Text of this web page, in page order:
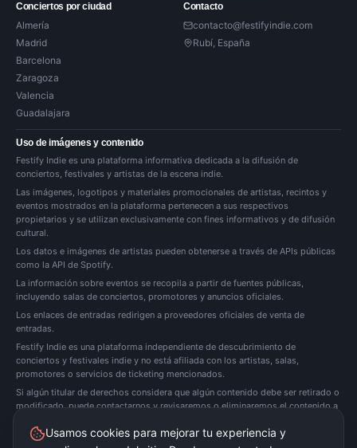
Conciertos por ciudad
Almería
Madrid
Barcelona
Zaragoza
Valencia
Guadalajara
Contacto
contacto@festifyindie.com
Rubí, España
Uso de imágenes y contenido
Festify Indie es una plataforma informativa dedicada a la difusión de
conciertos, festivales y artistas de la escena indie.
Las imágenes, logotipos y materiales promocionales de artistas, recintos y
eventos mostrados en la plataforma pertenecen a sus respectivos
propietarios y se utilizan exclusivamente con fines informativos y de difusión
cultural.
Los datos e imágenes de artistas pueden obtenerse a través de APIs públicas
como la API de Spotify.
La información sobre eventos se recopila a partir de fuentes públicas,
incluyendo salas de conciertos, promotores y anuncios oficiales.
Los enlaces de entradas redirigen a proveedores oficiales de venta de
entradas.
Festify Indie es una plataforma independiente de descubrimiento de
conciertos y festivales indie y no está afiliada con los artistas, salas,
promotores o servicios de ticketing mencionados.
Si algún titular de derechos considera que algún contenido debe ser retirado o
modificado, puede contactarnos y revisaremos o eliminaremos el contenido a
Usamos cookies para mejorar tu experiencia y